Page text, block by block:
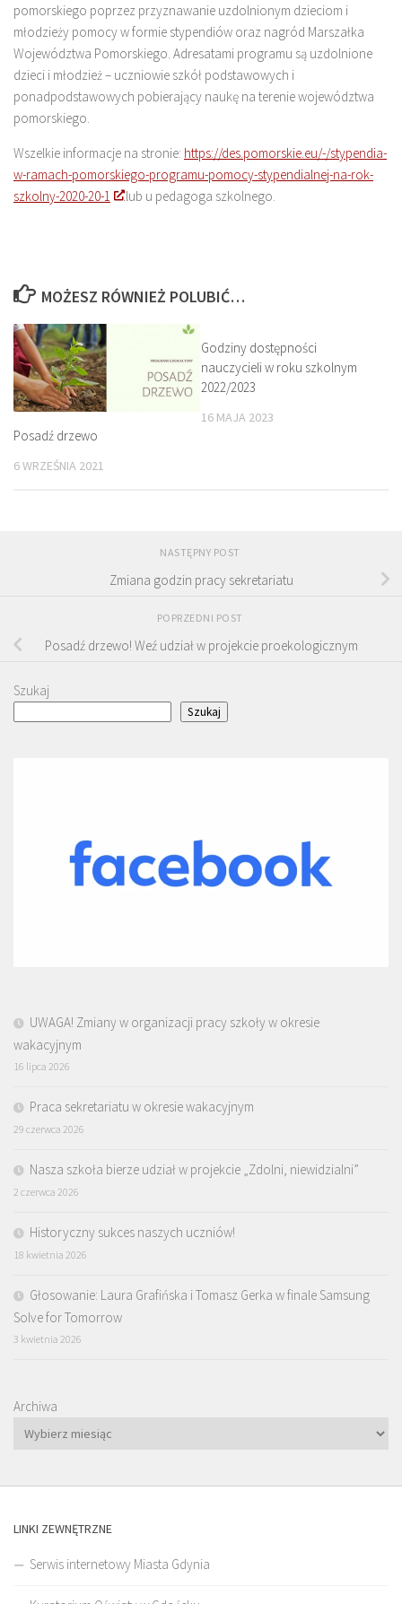
pomorskiego poprzez przyznawanie uzdolnionym dzieciom i
młodzieży pomocy w formie stypendiów oraz nagród Marszałka
Województwa Pomorskiego. Adresatami programu są uzdolnione
dzieci i młodzież – uczniowie szkół podstawowych i
ponadpodstawowych pobierający naukę na terenie województwa
pomorskiego.
Wszelkie informacje na stronie: https://des.pomorskie.eu/-/stypendia-
w-ramach-pomorskiego-programu-pomocy-stypendialnej-na-rok-
szkolny-2020-20-1
lub u pedagoga szkolnego.
MOŻESZ RÓWNIEŻ POLUBIĆ…
Posadź drzewo
6 WRZEŚNIA 2021
Godziny dostępności
nauczycieli w roku szkolnym
2022/2023
16 MAJA 2023
NASTĘPNY POST
Zmiana godzin pracy sekretariatu
POPRZEDNI POST
Posadź drzewo! Weź udział w projekcie proekologicznym
Szukaj
Szukaj
UWAGA! Zmiany w organizacji pracy szkoły w okresie
wakacyjnym
16 lipca 2026
Praca sekretariatu w okresie wakacyjnym
29 czerwca 2026
Nasza szkoła bierze udział w projekcie „Zdolni, niewidzialni”
2 czerwca 2026
Historyczny sukces naszych uczniów!
18 kwietnia 2026
Głosowanie: Laura Grafińska i Tomasz Gerka w finale Samsung
Solve for Tomorrow
3 kwietnia 2026
Archiwa
LINKI ZEWNĘTRZNE
Serwis internetowy Miasta Gdynia